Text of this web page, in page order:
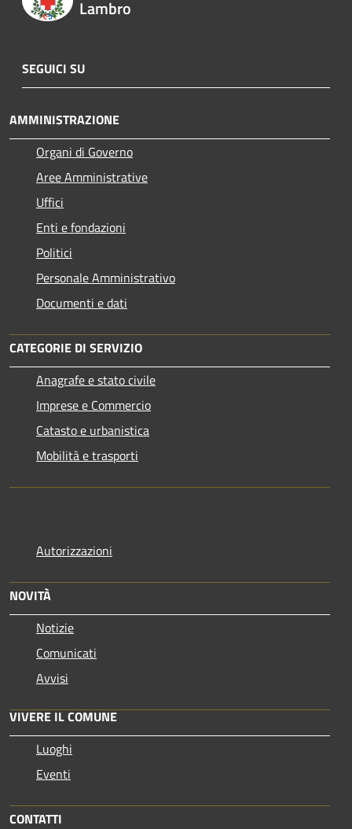
Lambro
SEGUICI SU
AMMINISTRAZIONE
Organi di Governo
Aree Amministrative
Uffici
Enti e fondazioni
Politici
Personale Amministrativo
Documenti e dati
CATEGORIE DI SERVIZIO
Anagrafe e stato civile
Imprese e Commercio
Catasto e urbanistica
Mobilità e trasporti
Autorizzazioni
NOVITÀ
Notizie
Comunicati
Avvisi
VIVERE IL COMUNE
Luoghi
Eventi
CONTATTI